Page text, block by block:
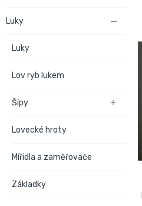
Luky 
Luky
Lov ryb lukem
Šípy 
Lovecké hroty
Mířidla a zaměřovače
Základky